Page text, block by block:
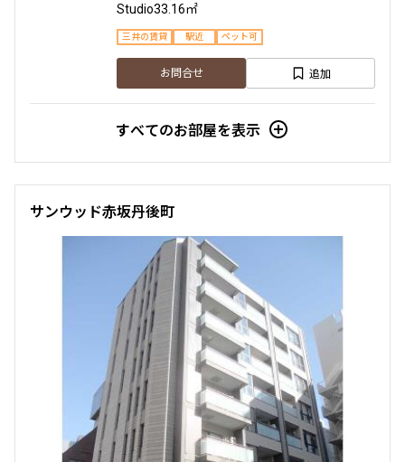
Studio33.16㎡
三井の賃貸 駅近 ペット可
お問合せ 追加
すべてのお部屋を表示
サンウッド赤坂丹後町